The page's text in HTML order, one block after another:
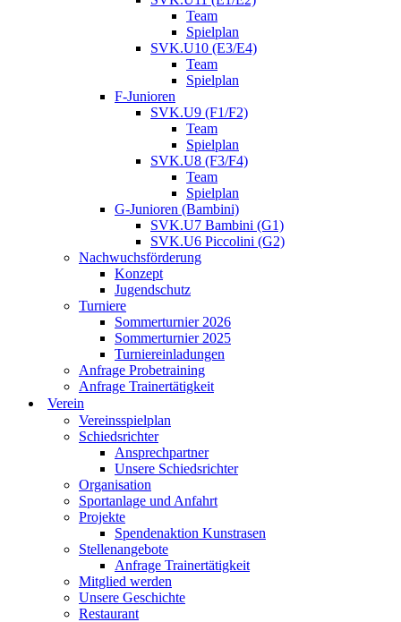
Team
Spielplan
SVK.U10 (E3/E4)
Team
Spielplan
F-Junioren
SVK.U9 (F1/F2)
Team
Spielplan
SVK.U8 (F3/F4)
Team
Spielplan
G-Junioren (Bambini)
SVK.U7 Bambini (G1)
SVK.U6 Piccolini (G2)
Nachwuchsförderung
Konzept
Jugendschutz
Turniere
Sommerturnier 2026
Sommerturnier 2025
Turniereinladungen
Anfrage Probetraining
Anfrage Trainertätigkeit
Verein
Vereinsspielplan
Schiedsrichter
Ansprechpartner
Unsere Schiedsrichter
Organisation
Sportanlage und Anfahrt
Projekte
Spendenaktion Kunstrasen
Stellenangebote
Anfrage Trainertätigkeit
Mitglied werden
Unsere Geschichte
Restaurant